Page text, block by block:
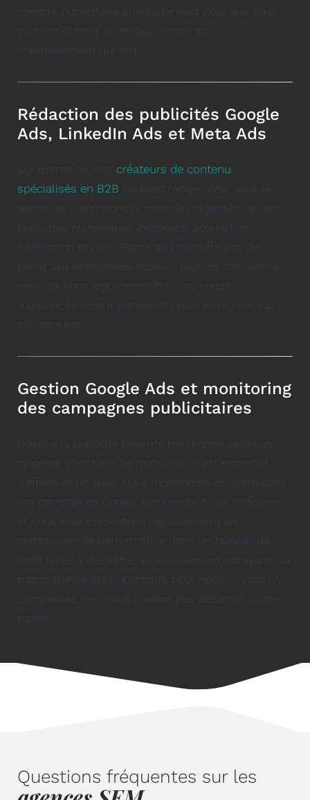
compte publicitaire adéquatement pour que vous
puissiez obtenir le meilleur retour sur
investissement qui soit.
Rédaction des publicités Google
Ads, LinkedIn Ads et Meta Ads
Sur demande, nos créateurs de contenu
spécialisés en B2B peuvent rédiger pour vous les
textes de vos annonces selon les objectifs de vos
publicités numériques (notoriété, acquisition,
fidélisation et plus). Parce qu’il ne suffit pas de
parler aux entreprises cibles: il faut les convaincre
avec les bons arguments! Plus vos textes
d’annonces seront pertinents, plus votre coût par
clic sera bas.
Gestion Google Ads et monitoring
des campagnes publicitaires
Puisque la publicité payante fonctionne selon un
système d’enchère de mots-clés, il est essentiel
d’effectuer un suivi. Nous monitorons et optimisons
vos campagnes Google Ads pendant leur diffusion,
et nous vous présentons régulièrement les
statistiques de performance dans un tableau de
bord facile à déchiffrer et visuellement attrayant. La
transparence est importante pour nous: si vous n’y
comprenez rien, nous n’avons pas accompli notre
travail.
Questions fréquentes sur les